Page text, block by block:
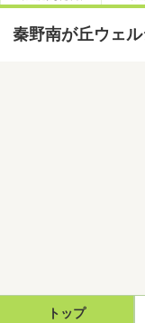
秦野南が丘ウェ
トップ